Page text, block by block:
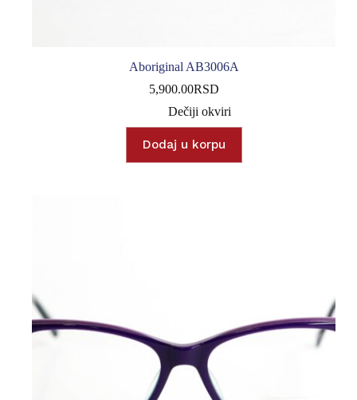
Aboriginal AB3006A
5,900.00RSD
Dečiji okviri
Dodaj u korpu